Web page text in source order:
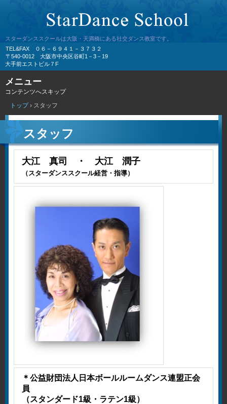
スターダンススクールは大阪・天満橋にある社交ダンス教室です。
TEL&FAX ０６－６９４１－３７３２
〒540-0012 大阪市中央区谷町1－3－19
大手前エストビル７F
メニュー
コンテンツへスキップ
トップ › スタッフ
スタッフ
大江 真司 ・ 大江 潤子
（スターダンススクール経営・指導）
＊公益財団法人日本ボールルームダンス連盟正会
員
（スタンダード1級・ラテン1級）